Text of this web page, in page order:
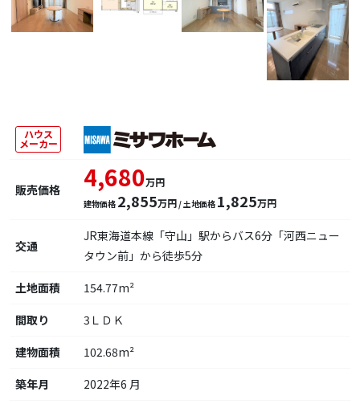
ハウス
メーカー
販売価格 4,680万円
建物価格 2,855万円/ 土地価格 1,825万円
交通
JR東海道本線「守山」駅からバス6分「河西ニュー
タウン前」から徒歩5分
土地面積
154.77m²
間取り
3ＬＤＫ
建物面積
102.68m²
築年月
2022年6 月